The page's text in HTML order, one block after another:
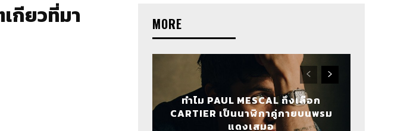
เกียวที่มา
MORE
ทำไม PAUL MESCAL ถึงเลือก
CARTIER เป็นนาฬิกาคู่กายบนพรม
แดงเสมอ